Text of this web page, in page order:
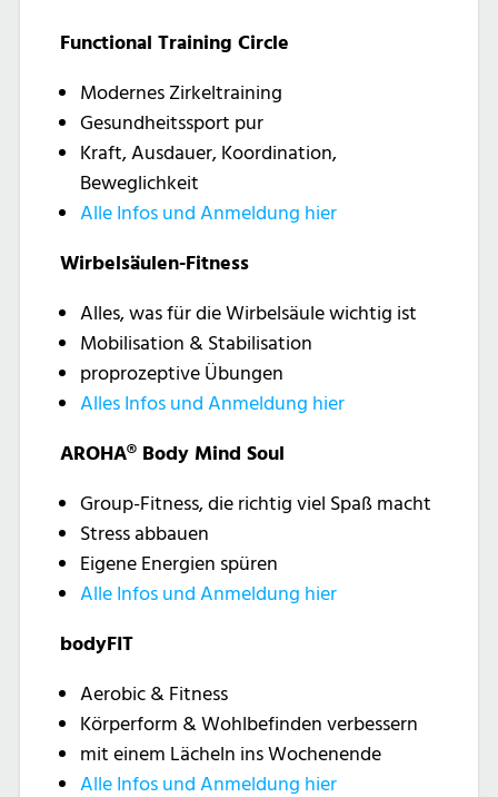
Functional Training Circle
Modernes Zirkeltraining
Gesundheitssport pur
Kraft, Ausdauer, Koordination,
Beweglichkeit
Alle Infos und Anmeldung hier
Wirbelsäulen-Fitness
Alles, was für die Wirbelsäule wichtig ist
Mobilisation & Stabilisation
proprozeptive Übungen
Alles Infos und Anmeldung hier
AROHA® Body Mind Soul
Group-Fitness, die richtig viel Spaß macht
Stress abbauen
Eigene Energien spüren
Alle Infos und Anmeldung hier
bodyFIT
Aerobic & Fitness
Körperform & Wohlbefinden verbessern
mit einem Lächeln ins Wochenende
Alle Infos und Anmeldung hier